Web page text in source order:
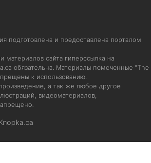
подготовлена и предоставлена порталом
материалов сайта гиперссылка на
обязательна. Материалы помеченные "The
к использованию.
а так же любое другое
видеоматериалов,